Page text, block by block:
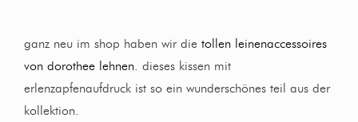
ganz neu im shop haben wir die tollen leinenaccessoires
von dorothee lehnen. dieses kissen mit
erlenzapfenaufdruck ist so ein wunderschönes teil aus der
kollektion.